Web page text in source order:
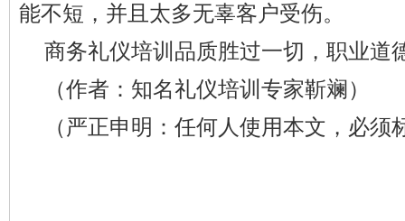
能不短，并且太多无辜客户受伤。
商务礼仪培训品质胜过一切，职业道
（作者：知名礼仪培训专家靳斓）
（严正申明：任何人使用本文，必须